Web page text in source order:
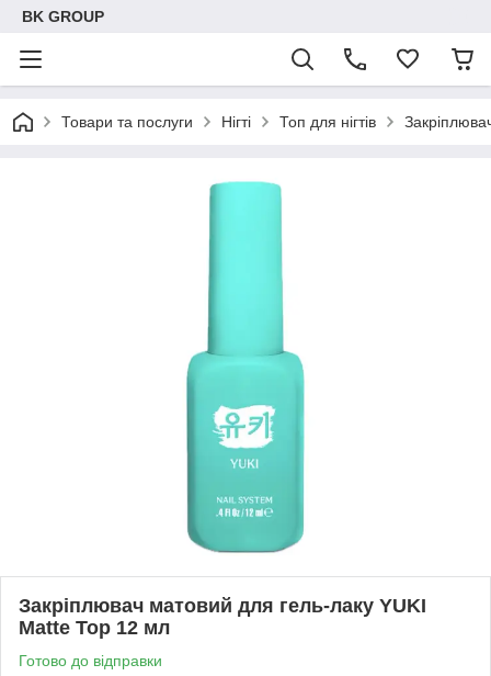
BK GROUP
Товари та послуги Нігті Топ для нігтів
Закріплювач матовий для гель-лаку YUKI
Matte Top 12 мл
Готово до відправки